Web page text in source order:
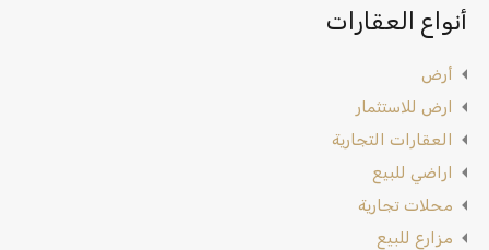
أنواع العقارات
أرض
ارض للاستثمار
العقارات التجارية
اراضي للبيع
محلات تجارية
مزارع للبيع